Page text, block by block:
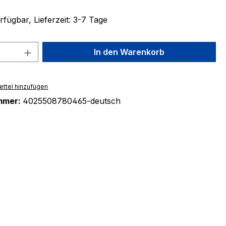
Lieferzeit: 3-7 Tage
Anzahl: Gib den gewünschten Wert
In den Warenkorb
hinzufügen
4025508780465-deutsch